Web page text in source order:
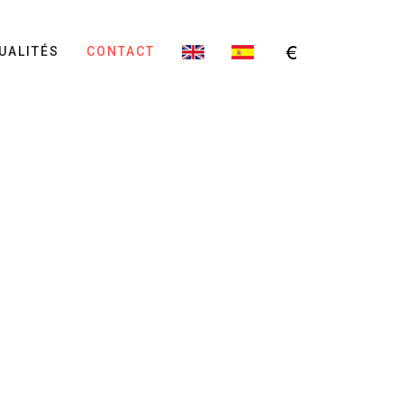
CONTACT